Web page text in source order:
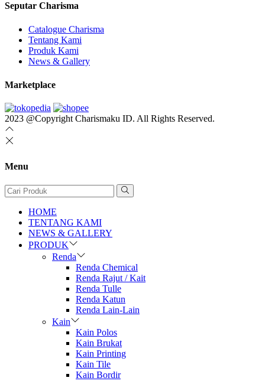
Seputar Charisma
Catalogue Charisma
Tentang Kami
Produk Kami
News & Gallery
Marketplace
2023 @Copyright Charismaku ID. All Rights Reserved.
Menu
HOME
TENTANG KAMI
NEWS & GALLERY
PRODUK
Renda
Renda Chemical
Renda Rajut / Kait
Renda Tulle
Renda Katun
Renda Lain-Lain
Kain
Kain Polos
Kain Brukat
Kain Printing
Kain Tile
Kain Bordir